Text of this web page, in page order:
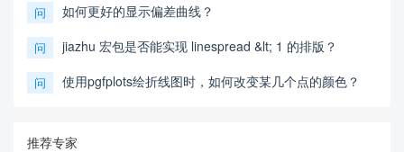
问 如何更好的显示偏差曲线？
问 jiazhu 宏包是否能实现 linespread &lt; 1 的排版？
问 使用pgfplots绘折线图时，如何改变某几个点的颜色？
推荐专家